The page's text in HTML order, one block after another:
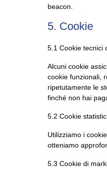
beacon.
5. Cookie
5.1 Cookie tecnici
Alcuni cookie
cookie funzionali,
ripetutamente le
finché non hai
5.2 Cookie
Utilizziamo i
otteniamo
5.3 Cookie di